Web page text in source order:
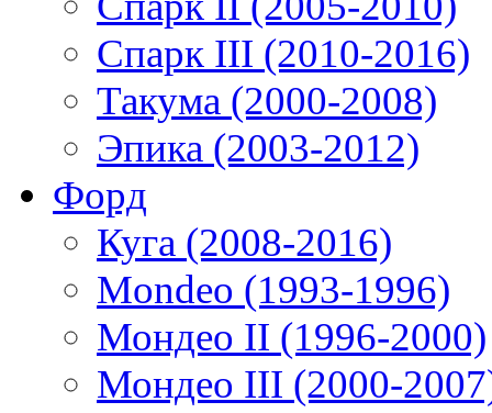
Спарк III (2010-2016)
Такума (2000-2008)
Эпика (2003-2012)
Форд
Куга (2008-2016)
Mondeo (1993-1996)
Мондео II (1996-2000)
Мондео III (2000-